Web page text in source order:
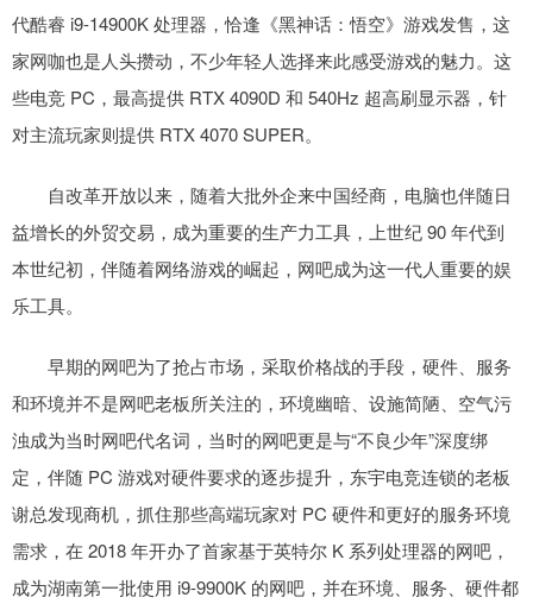
代酷睿 i9-14900K 处理器，恰逢《黑神话：悟空》游戏发售，这
家网咖也是人头攒动，不少年轻人选择来此感受游戏的魅力。这
些电竞 PC，最高提供 RTX 4090D 和 540Hz 超高刷显示器，针
对主流玩家则提供 RTX 4070 SUPER。
自改革开放以来，随着大批外企来中国经商，电脑也伴随日
益增长的外贸交易，成为重要的生产力工具，上世纪 90 年代到
本世纪初，伴随着网络游戏的崛起，网吧成为这一代人重要的娱
乐工具。
早期的网吧为了抢占市场，采取价格战的手段，硬件、服务
和环境并不是网吧老板所关注的，环境幽暗、设施简陋、空气污
浊成为当时网吧代名词，当时的网吧更是与“不良少年”深度绑
定，伴随 PC 游戏对硬件要求的逐步提升，东宇电竞连锁的老板
谢总发现商机，抓住那些高端玩家对 PC 硬件和更好的服务环境
需求，在 2018 年开办了首家基于英特尔 K 系列处理器的网吧，
成为湖南第一批使用 i9-9900K 的网吧，并在环境、服务、硬件都